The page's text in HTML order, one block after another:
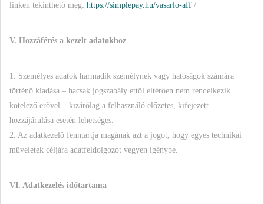
linken tekinthető meg: https://simplepay.hu/vasarlo-aff /
V. Hozzáférés a kezelt adatokhoz
1. Személyes adatok harmadik személynek vagy hatóságok számára
történő kiadása – hacsak jogszabály ettől eltérően nem rendelkezik
kötelező erővel – kizárólag a felhasználó előzetes, kifejezett
hozzájárulása esetén lehetséges.
2. Az adatkezelő fenntartja magának azt a jogot, hogy egyes technikai
műveletek céljára adatfeldolgozót vegyen igénybe.
VI. Adatkezelés időtartama